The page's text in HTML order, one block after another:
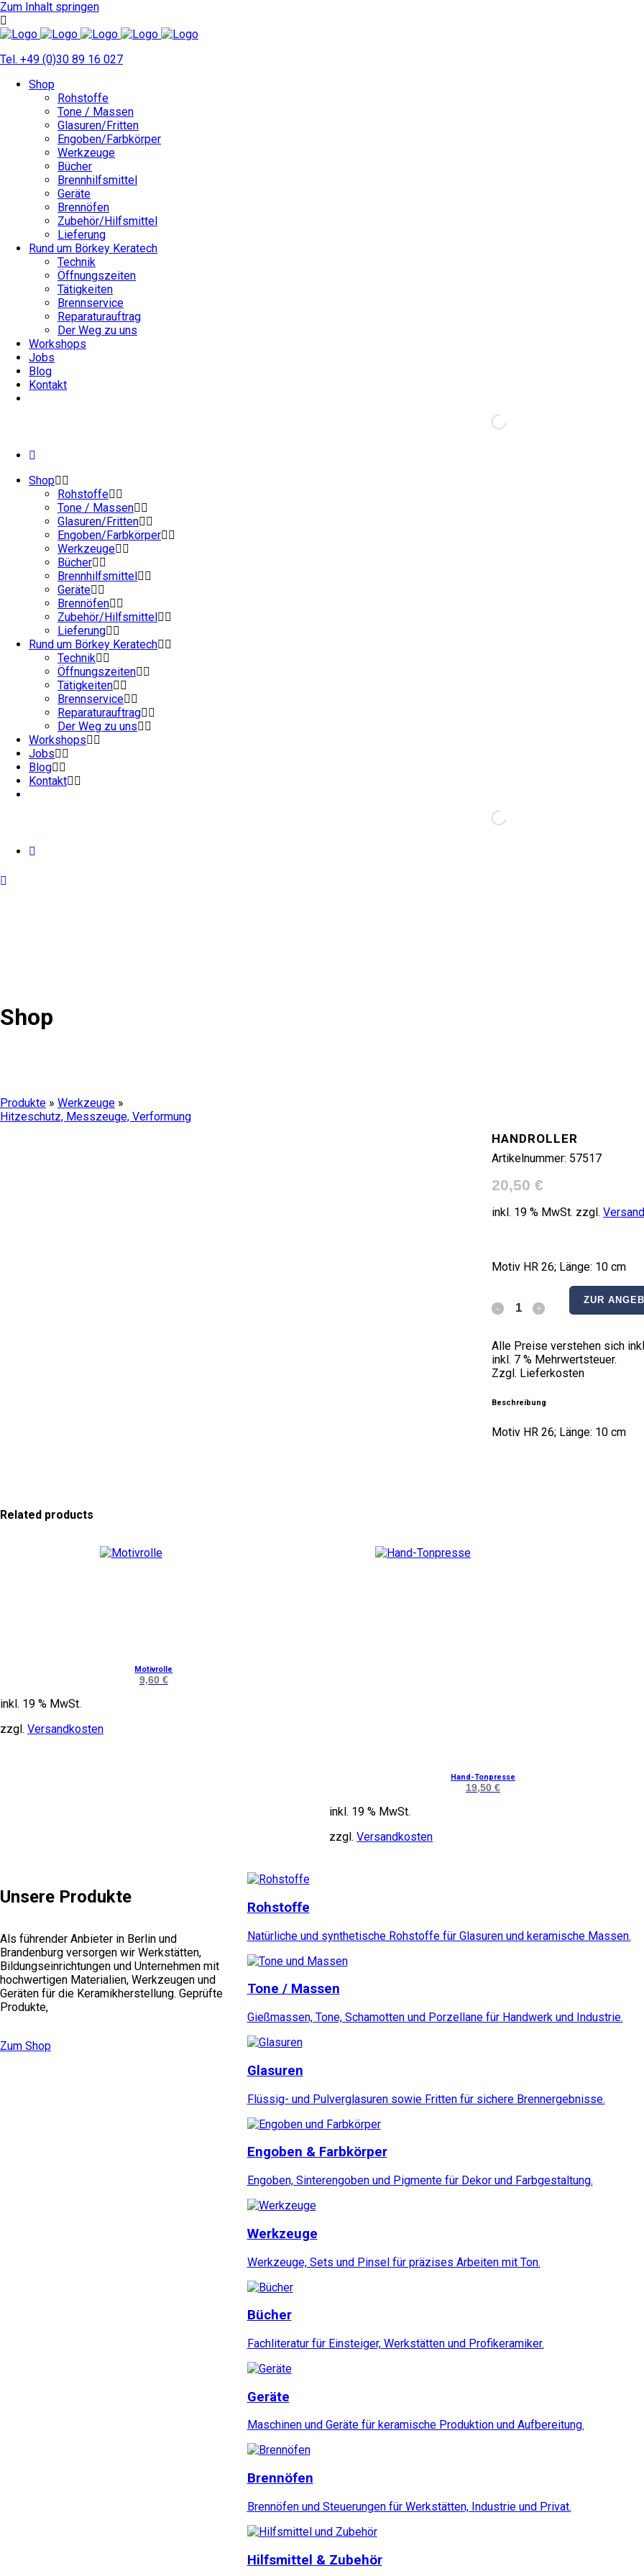
Zum Inhalt springen
Tel. +49 (0)30 89 16 027
Shop
Rohstoffe
Tone / Massen
Glasuren/Fritten
Engoben/Farbkörper
Werkzeuge
Bücher
Brennhilfsmittel
Geräte
Brennöfen
Zubehör/Hilfsmittel
Lieferung
Rund um Börkey Keratech
Technik
Öffnungszeiten
Tätigkeiten
Brennservice
Reparaturauftrag
Der Weg zu uns
Workshops
Jobs
Blog
Kontakt
Shop
Rohstoffe
Tone / Massen
Glasuren/Fritten
Engoben/Farbkörper
Werkzeuge
Bücher
Brennhilfsmittel
Geräte
Brennöfen
Zubehör/Hilfsmittel
Lieferung
Rund um Börkey Keratech
Technik
Öffnungszeiten
Tätigkeiten
Brennservice
Reparaturauftrag
Der Weg zu uns
Workshops
Jobs
Blog
Kontakt
Shop
Produkte » Werkzeuge »
Hitzeschutz, Messzeuge, Verformung
HANDROLLER
Artikelnummer: 57517
20,50€
inkl. 19 % MwSt. zzgl.
Motiv HR 26; Länge: 10 cm
Handroller
ZUR
Alle Preise verstehen sich
inkl. 7 % Mehrwertsteuer.
Zzgl. Lieferkosten
Beschreibung
Motiv HR 26; Länge: 10 cm
Related products
Motivrolle
9,60 €
inkl. 19 % MwSt.
zzgl. Versandkosten
Hand-Tonpresse
19,50 €
inkl. 19 % MwSt.
zzgl.Versandkosten
Unsere Produkte
Als führender Anbieter in Berlin und
Brandenburg versorgen wir Werkstätten,
Bildungseinrichtungen und Unternehmen mit
hochwertigen Materialien, Werkzeugen und
Geräten für die Keramikherstellung. Geprüfte
Produkte,
Zum Shop
Rohstoffe
Natürliche und synthetische Rohstoffe für Glasuren und keramische Massen.
Tone / Massen
Gießmassen, Tone, Schamotten und Porzellane für Handwerk und Industrie.
Glasuren
Flüssig- und Pulverglasuren sowie Fritten für sichere Brennergebnisse.
Engoben & Farbkörper
Engoben, Sinterengoben und Pigmente für Dekor und Farbgestaltung.
Werkzeuge
Werkzeuge, Sets und Pinsel für präzises Arbeiten mit Ton.
Bücher
Fachliteratur für Einsteiger, Werkstätten und Profikeramiker.
Geräte
Maschinen und Geräte für keramische Produktion und Aufbereitung.
Brennöfen
Brennöfen und Steuerungen für Werkstätten, Industrie und Privat.
Hilfsmittel & Zubehör